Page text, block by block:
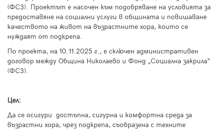
(ФСЗ). Проектът е насочен към подобряване на условията за
предоставяне на социални услуги в общината и повишаване
качеството на живот на възрастните хора, които се
нуждаят от подкрепа.
По проекта, на 10.11.2025 г., е сключен административен
договор между Община Николаево и Фонд „Социална закрила“
(ФСЗ).
Цел:
Да се осигури достъпна, сигурна и комфортна среда за
възрастни хора, чрез подкрепа, съобразена с техните